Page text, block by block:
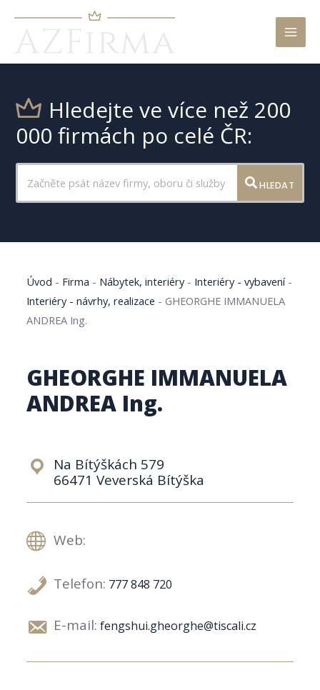
Hledejte ve více než 200
000 firmách po celé ČR:
HLEDAT
Úvod - Firma - Nábytek, interiéry- Interiéry - vybavení-
Interiéry - návrhy, realizace - GHEORGHE IMMANUELA
ANDREA Ing.
GHEORGHE IMMANUELA
ANDREA Ing.
Na Bítýškách 579
66471 Veverská Bítýška
Web:
Telefon: 777 848 720
E-mail: fengshui.gheorghe@tiscali.cz